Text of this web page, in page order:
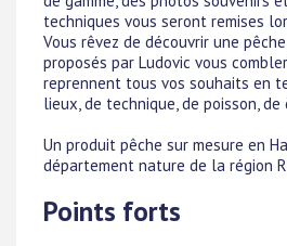
techniques vous seront remises
Vous rêvez de découvrir une
proposés par Ludovic vous
reprennent tous vos souhaits en
lieux, de technique, de poisson,
Un produit pêche sur mesure en
département nature de la région
Points forts